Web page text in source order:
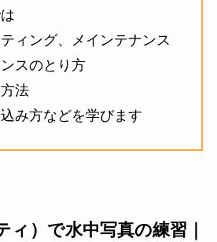
ィング、メインテナンス
スのとり方
法
み方などを学びます
ィ） で水中写真の練習｜